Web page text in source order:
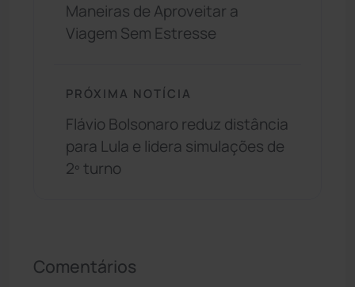
Maneiras de Aproveitar a
Viagem Sem Estresse
PRÓXIMA NOTÍCIA
Flávio Bolsonaro reduz distância
para Lula e lidera simulações de
2º turno
Comentários